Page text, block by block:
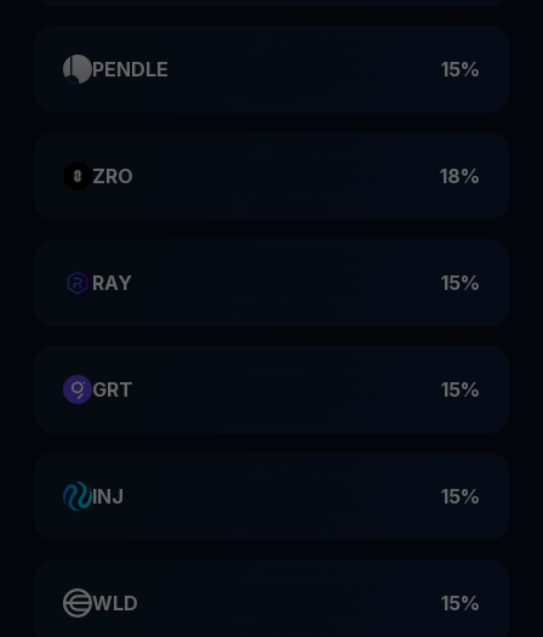
PENDLE 15%
ZRO 18%
RAY 15%
GRT 15%
INJ 15%
WLD 15%